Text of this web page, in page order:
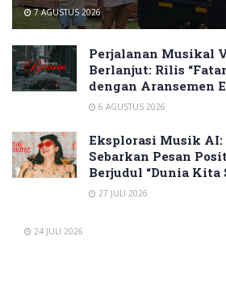
7 AGUSTUS 2026
Perjalanan Musikal
Berlanjut: Rilis
dengan Aransemen
6 AGUSTUS 2026
Eksplorasi Musik AI:
Sebarkan Pesan
Berjudul “Dunia Kita
27 JULI 2026
24 JULI 2026